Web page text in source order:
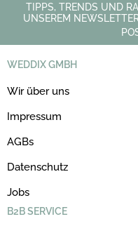
TIPPS, TRENDS UND
UNSEREM
WEDDIX GMBH
Wir über uns
Impressum
AGBs
Datenschutz
Jobs
B2B SERVICE